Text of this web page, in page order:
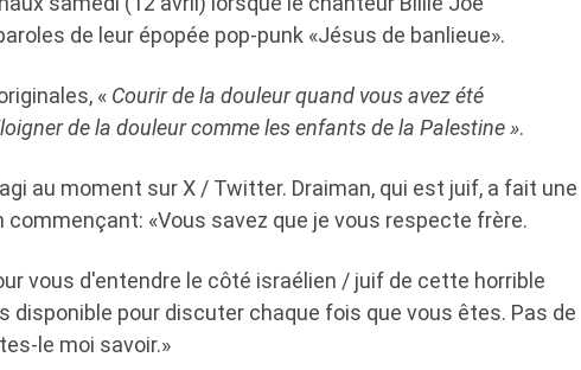
de leur épopée pop-punk «Jésus de banlieue».
« Courir de la douleur quand vous avez été
de la douleur comme les enfants de la Palestine ».
au moment sur X / Twitter. Draiman, qui est juif, a fait une
commençant: «Vous savez que je vous respecte frère.
vous d'entendre le côté israélien / juif de cette horrible
disponible pour discuter chaque fois que vous êtes. Pas de
le moi savoir.»